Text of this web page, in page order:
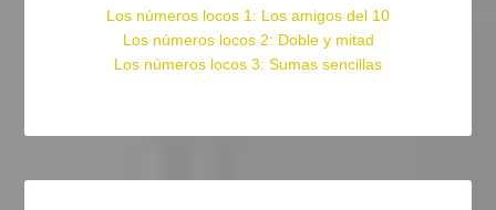
Los números locos 1: Los amigos del 10
Los números locos 2: Doble y mitad
Los números locos 3: Sumas sencillas